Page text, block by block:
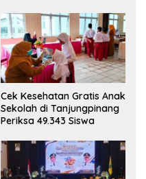
Cek Kesehatan Gratis Anak
Sekolah di Tanjungpinang
Periksa 49.343 Siswa